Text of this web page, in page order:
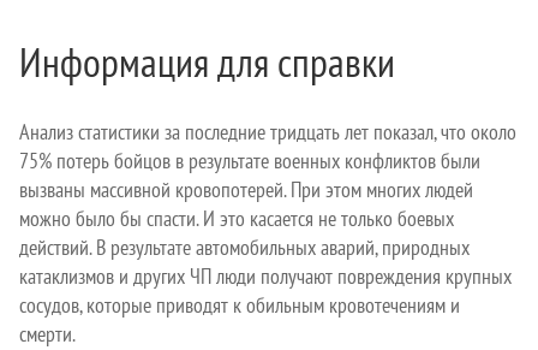
Информация для справки
Анализ статистики за последние тридцать лет показал, что около
75% потерь бойцов в результате военных конфликтов были
вызваны массивной кровопотерей. При этом многих людей
можно было бы спасти. И это касается не только боевых
действий. В результате автомобильных аварий, природных
катаклизмов и других ЧП люди получают повреждения крупных
сосудов, которые приводят к обильным кровотечениям и
смерти.